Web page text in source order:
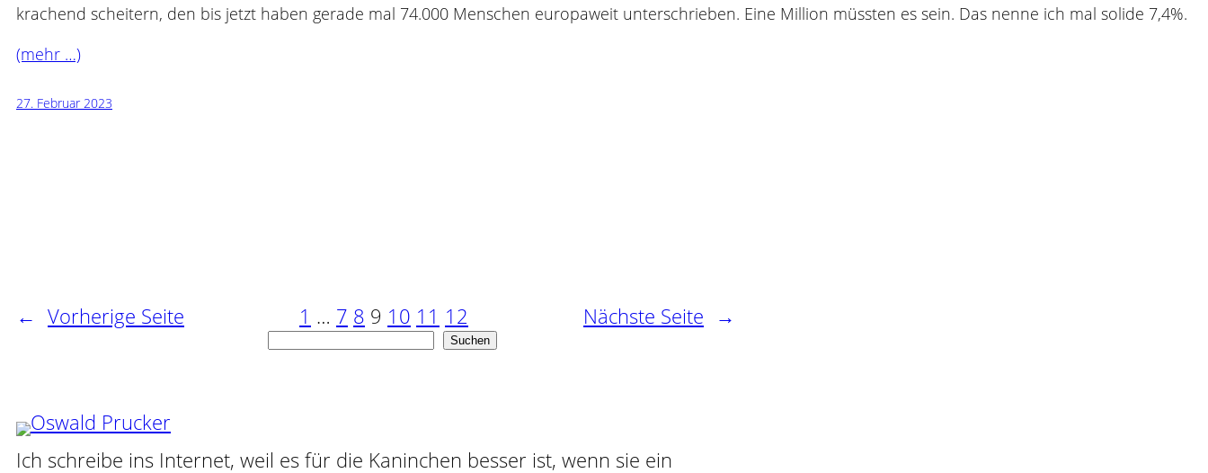
krachend scheitern, den bis jetzt haben gerade mal 74.000 Menschen europaweit unterschrieben. Eine Million müssten es sein. Das nenne ich mal solide 7,4%.
(mehr …)
27. Februar 2023
← Vorherige Seite 1 … 7 8 9 10 11 12 Nächste Seite →
Suchen
Ich schreibe ins Internet, weil es für die Kaninchen besser ist, wenn sie ein